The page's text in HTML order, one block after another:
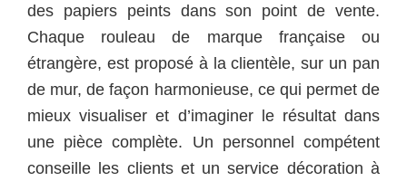
des papiers peints dans son point de vente.
Chaque rouleau de marque française ou
étrangère, est proposé à la clientèle, sur un pan
de mur, de façon harmonieuse, ce qui permet de
mieux visualiser et d’imaginer le résultat dans
une pièce complète. Un personnel compétent
conseille les clients et un service décoration à